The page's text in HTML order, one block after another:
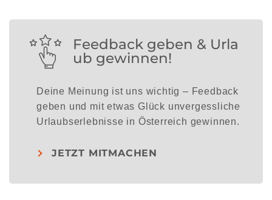
Feedback geben & Urla
ub gewinnen!
Deine Meinung ist uns wichtig – Feedback
geben und mit etwas Glück unvergessliche
Urlaubserlebnisse in Österreich gewinnen.
JETZT MITMACHEN